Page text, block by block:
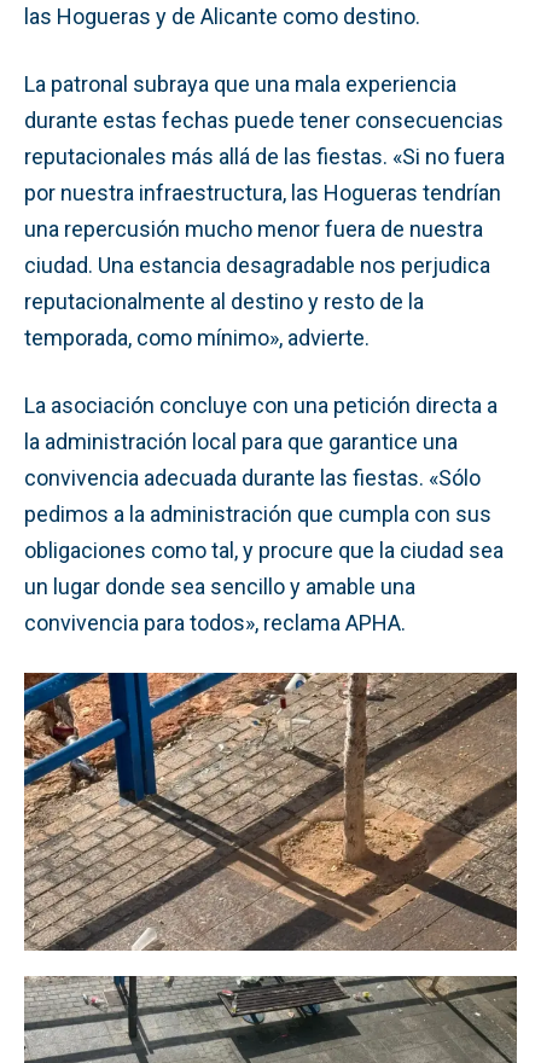
las Hogueras y de Alicante como destino.
La patronal subraya que una mala experiencia
durante estas fechas puede tener consecuencias
reputacionales más allá de las fiestas. «Si no fuera
por nuestra infraestructura, las Hogueras tendrían
una repercusión mucho menor fuera de nuestra
ciudad. Una estancia desagradable nos perjudica
reputacionalmente al destino y resto de la
temporada, como mínimo», advierte.
La asociación concluye con una petición directa a
la administración local para que garantice una
convivencia adecuada durante las fiestas. «Sólo
pedimos a la administración que cumpla con sus
obligaciones como tal, y procure que la ciudad sea
un lugar donde sea sencillo y amable una
convivencia para todos», reclama APHA.